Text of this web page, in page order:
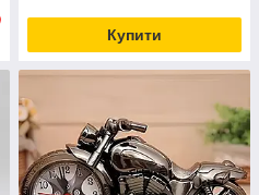
Купити